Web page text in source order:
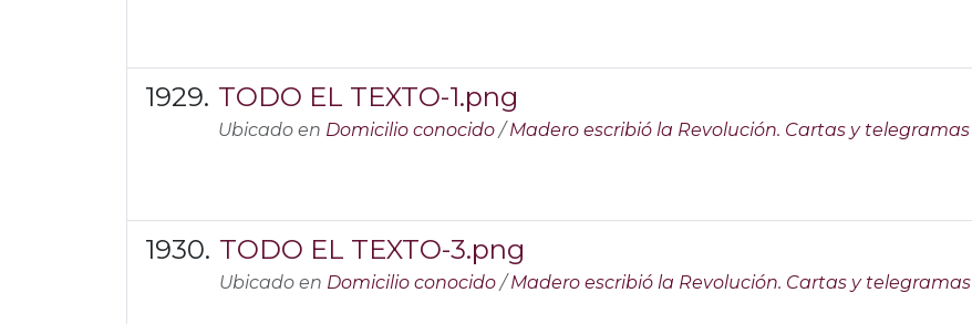
TODO EL TEXTO-1.png
Ubicado en Domicilio conocido /Madero escribió la Revolución. Cartas y telegramas
TODO EL TEXTO-3.png
Ubicado en Domicilio conocido /Madero escribió la Revolución. Cartas y telegramas